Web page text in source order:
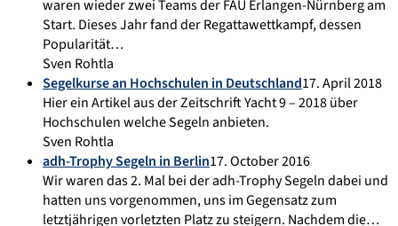
waren wieder zwei Teams der FAU Erlangen-Nürnberg am
Start. Dieses Jahr fand der Regattawettkampf, dessen
Popularität…
Sven Rohtla
Segelkurse an Hochschulen in Deutschland17. April 2018
Hier ein Artikel aus der Zeitschrift Yacht 9 – 2018 über
Hochschulen welche Segeln anbieten.
Sven Rohtla
adh-Trophy Segeln in Berlin17. October 2016
Wir waren das 2. Mal bei der adh-Trophy Segeln dabei und
hatten uns vorgenommen, uns im Gegensatz zum
letztjährigen vorletzten Platz zu steigern. Nachdem die…